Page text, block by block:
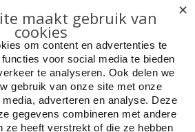
?
✕
maakt gebruik van
cookies
om content en advertenties te
voor social media te bieden
te analyseren. Ook delen we
gebruik van onze site met onze
adverteren en analyse. Deze
gegevens combineren met andere
ze heeft verstrekt of die ze hebben